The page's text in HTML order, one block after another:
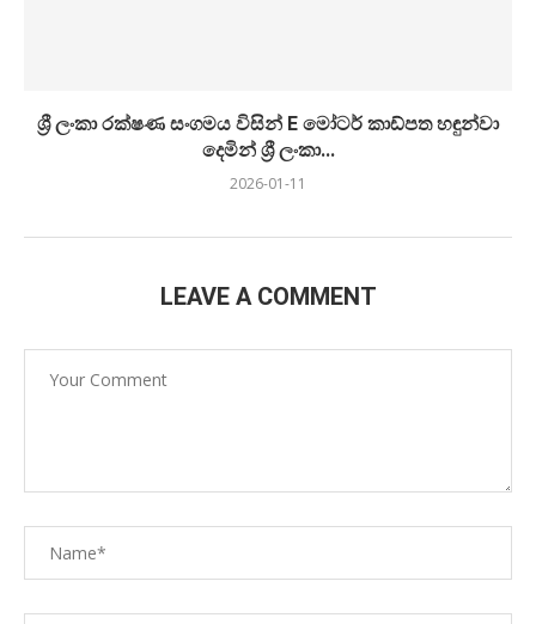
ශ්‍රී ලංකා රක්ෂණ සංගමය විසින් E මෝටර් කාඩ්පත හඳුන්වා
දෙමින් ශ්‍රී ලංකා...
2026-01-11
LEAVE A COMMENT